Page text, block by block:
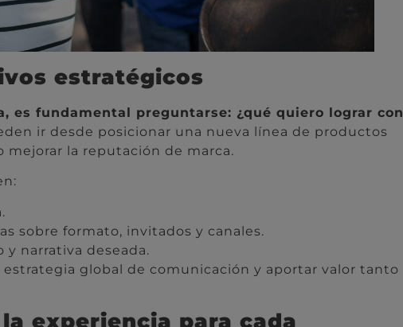
estratégicos
es fundamental preguntarse: ¿qué quiero lograr con
ir desde posicionar una nueva línea de productos
la reputación de marca.
sobre formato, invitados y canales.
narrativa deseada.
global de comunicación y aportar valor tanto
experiencia para cada